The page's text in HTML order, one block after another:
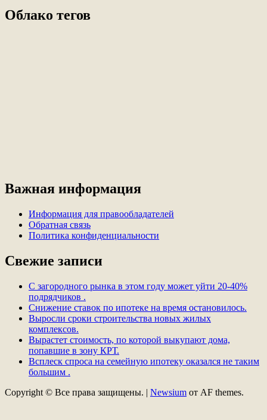
Облако тегов
Важная информация
Информация для правообладателей
Обратная связь
Политика конфиденциальности
Свежие записи
С загородного рынка в этом году может уйти 20-40%
подрядчиков .
Снижение ставок по ипотеке на время остановилось.
Выросли сроки строительства новых жилых
комплексов.
Вырастет стоимость, по которой выкупают дома,
попавшие в зону КРТ.
Всплеск спроса на семейную ипотеку оказался не таким
большим .
Copyright © Все права защищены. | Newsium от AF themes.